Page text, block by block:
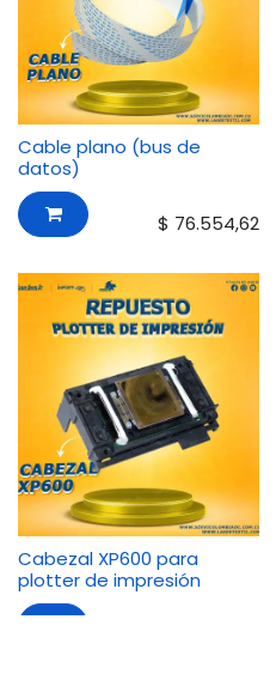
Cable plano (bus de
datos)
$ 76.554,62
Cabezal XP600 para
plotter de impresión